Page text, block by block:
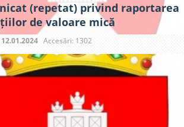
(repetat) privind raportarea
de valoare mică
12.01.2024 Accesări: 1302